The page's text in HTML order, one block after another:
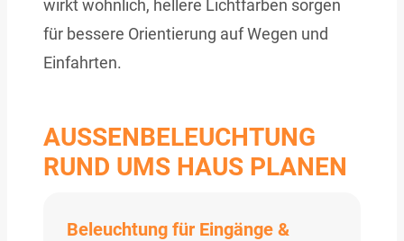
wirkt wohnlich, hellere Lichtfarben sorgen
für bessere Orientierung auf Wegen und
Einfahrten.
AUSSENBELEUCHTUNG R
UND UMS HAUS PLANEN
Beleuchtung für Eingänge &